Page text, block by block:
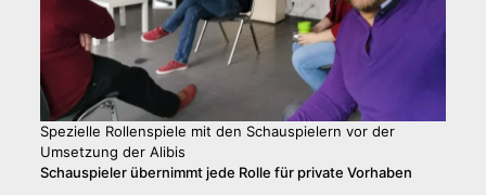
Spezielle Rollenspiele mit den Schauspielern vor der
Umsetzung der Alibis
Schauspieler übernimmt jede Rolle für private Vorhaben